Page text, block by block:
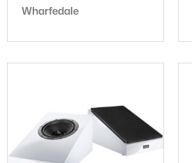
Tuotemerkki:
Wharfedale